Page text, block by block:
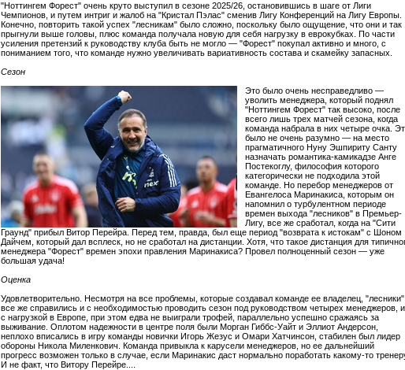
"Ноттингем Форест" очень круто выступил в сезоне 2025/26, остановившись в шаге от Лиги
Чемпионов, и путем интриг и жалоб на "Кристал Пэлас" сменив Лигу Конференций на Лигу Европы.
Конечно, повторить такой успех "лесникам" было сложно, поскольку было ощущение, что они и так
прыгнули выше головы, плюс команда получала новую для себя нагрузку в еврокубках. По части
усиления претензий к руководству клуба быть не могло — "Форест" покупал активно и много, с
пониманием того, что команде нужно увеличивать вариативность состава и скамейку запасных.
Сезон
Это было очень несправедливо —
уволить менеджера, который поднял
"Ноттингем Форест" так высоко, после
всего лишь трех матчей сезона, когда
команда набрала в них четыре очка.
было не очень разумно — на место
прагматичного Нуну Эшпириту Санту
назначать романтика-камикадзе Анге
Постекоглу, философия которого
категорически не подходила этой
команде. Но перебор менеджеров от
Евангелоса Маринакиса, которым он
напомнил о турбулентном периоде
времен выхода "лесников" в Премьер-
Лигу, все же сработал, когда на "Сити
Граунд" прибыл Витор Перейра. Перед тем, правда, был еще период "возврата к истокам" с Шоном
Дайчем, который дал всплеск, но не сработал на дистанции. Хотя, что такое дистанция для
менеджера "Форест" времен эпохи правления Маринакиса? Провел полноценный сезон — уже
большая удача!
Оценка
Удовлетворительно. Несмотря на все проблемы, которые создавал команде ее владелец, "лесники"
все же справились и с необходимостью проводить сезон под руководством четырех менеджеров, и
с нагрузкой в Европе, при этом едва не выиграли трофей, параллельно успешно сражаясь за
выживание. Оплотом надежности в центре поля были Морган Гиббс-Уайт и Эллиот Андерсон,
неплохо вписались в игру команды новички Игорь Жезус и Омари Хатчинсон, стабилен был лидер
обороны Никола Миленкович. Команда привыкла к карусели менеджеров, но ее дальнейший
прогресс возможен только в случае, если Маринакис даст нормально поработать какому-то
И не факт, что Витору Перейре....